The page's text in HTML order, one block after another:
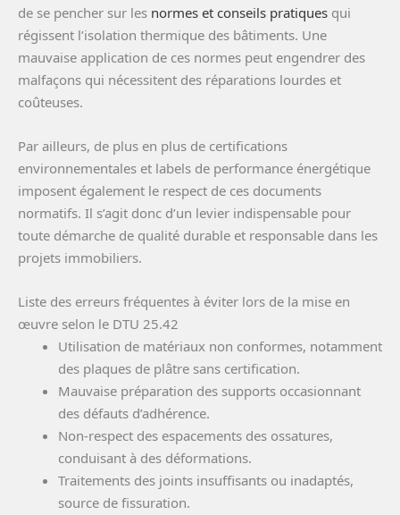
de se pencher sur les normes et conseils pratiques qui
régissent l’isolation thermique des bâtiments. Une
mauvaise application de ces normes peut engendrer des
malfaçons qui nécessitent des réparations lourdes et
coûteuses.
Par ailleurs, de plus en plus de certifications
environnementales et labels de performance énergétique
imposent également le respect de ces documents
normatifs. Il s’agit donc d’un levier indispensable pour
toute démarche de qualité durable et responsable dans les
projets immobiliers.
Liste des erreurs fréquentes à éviter lors de la mise en
œuvre selon le DTU 25.42
Utilisation de matériaux non conformes, notamment
des plaques de plâtre sans certification.
Mauvaise préparation des supports occasionnant
des défauts d’adhérence.
Non-respect des espacements des ossatures,
conduisant à des déformations.
Traitements des joints insuffisants ou inadaptés,
source de fissuration.